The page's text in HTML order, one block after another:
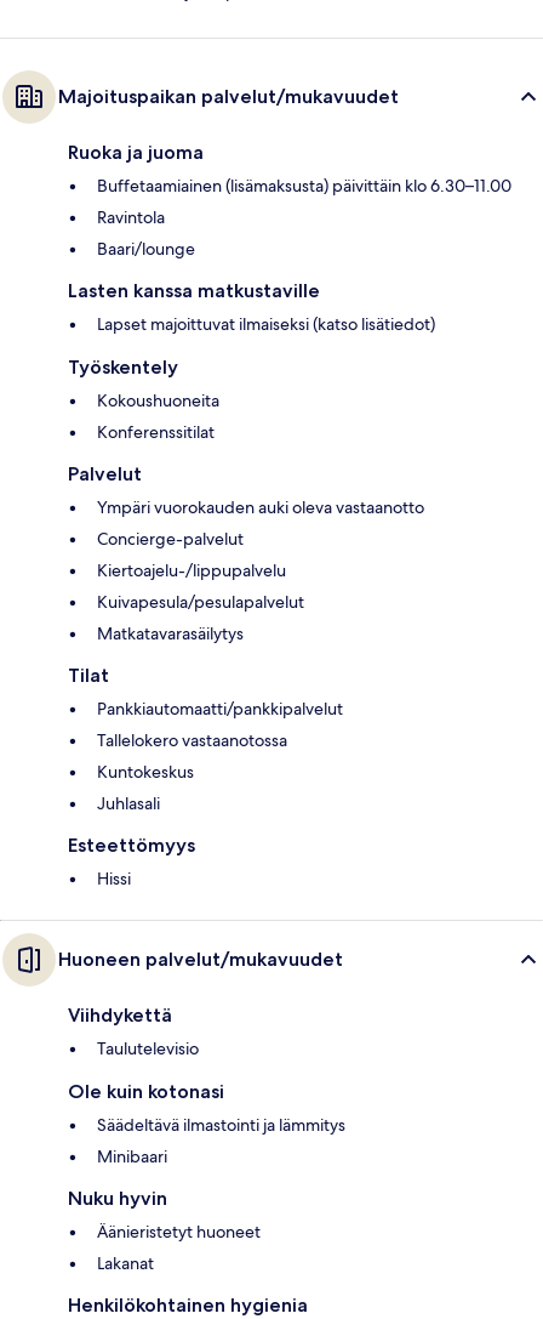
Majoituspaikan palvelut/mukavuudet
Ruoka ja juoma
Buffetaamiainen (lisämaksusta) päivittäin klo 6.30–11.00
Ravintola
Baari/lounge
Lasten kanssa matkustaville
Lapset majoittuvat ilmaiseksi (katso lisätiedot)
Työskentely
Kokoushuoneita
Konferenssitilat
Palvelut
Ympäri vuorokauden auki oleva vastaanotto
Concierge-palvelut
Kiertoajelu-/lippupalvelu
Kuivapesula/pesulapalvelut
Matkatavarasäilytys
Tilat
Pankkiautomaatti/pankkipalvelut
Tallelokero vastaanotossa
Kuntokeskus
Juhlasali
Esteettömyys
Hissi
Huoneen palvelut/mukavuudet
Viihdykettä
Taulutelevisio
Ole kuin kotonasi
Säädeltävä ilmastointi ja lämmitys
Minibaari
Nuku hyvin
Äänieristetyt huoneet
Lakanat
Henkilökohtainen hygienia